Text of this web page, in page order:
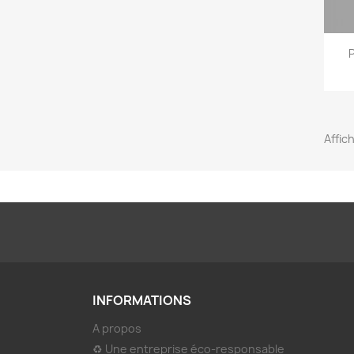
INFORMATIONS
A propos
♻ Une entreprise éco-responsable